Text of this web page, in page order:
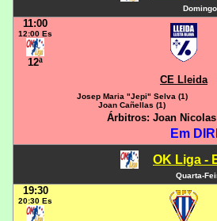
11:00
12:00 Es
12ª
CE Lleida
Josep Maria "Jepi" Selva (1)
Joan Cañellas (1)
Árbitros: Joan
Em
OK Liga -
Quarta-
19:30
20:30 Es